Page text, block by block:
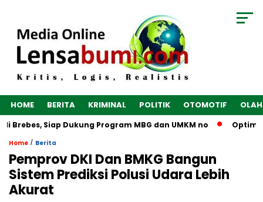
HOME BERITA KRIMINAL POLITIK OTOMOTIF
Siap Dukung Program MBG dan UMKM no
Home / Berita
Pemprov DKI Dan BMKG Bangun
Sistem Prediksi Polusi Udara Lebih
Akurat